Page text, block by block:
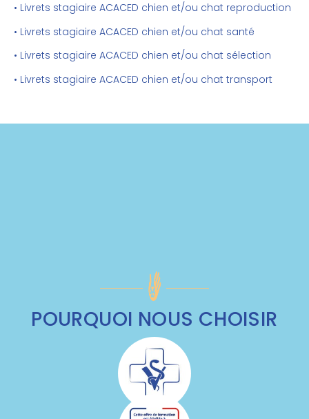
• Livrets stagiaire ACACED chien et/ou chat reproduction
• Livrets stagiaire ACACED chien et/ou chat santé
• Livrets stagiaire ACACED chien et/ou chat sélection
• Livrets stagiaire ACACED chien et/ou chat transport
POURQUOI NOUS CHOISIR